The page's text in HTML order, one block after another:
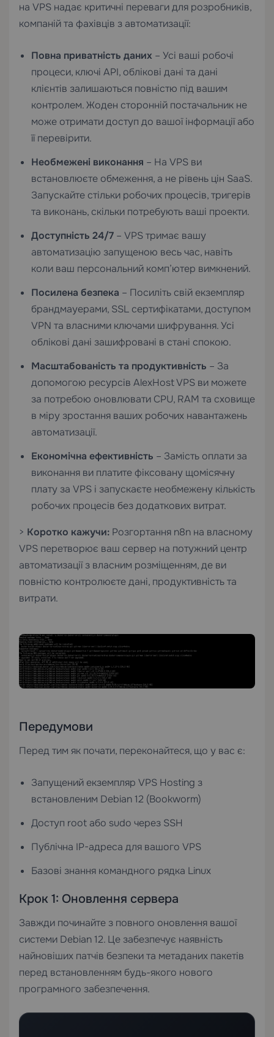
на VPS надає критичні переваги для розробників,
компаній та фахівців з автоматизації:
Повна приватність даних – Усі ваші робочі
процеси, ключі API, облікові дані та дані
клієнтів залишаються повністю під вашим
контролем. Жоден сторонній постачальник не
може отримати доступ до вашої інформації або
її перевірити.
Необмежені виконання – На VPS ви
встановлюєте обмеження, а не рівень цін SaaS.
Запускайте стільки робочих процесів, тригерів
та виконань, скільки потребують ваші проекти.
Доступність 24/7 – VPS тримає вашу
автоматизацію запущеною весь час, навіть
коли ваш персональний комп’ютер вимкнений.
Посилена безпека – Посиліть свій екземпляр
брандмауерами, SSL сертифікатами, доступом
VPN та власними ключами шифрування. Усі
облікові дані зашифровані в стані спокою.
Масштабованість та продуктивність – За
допомогою ресурсів AlexHost VPS ви можете
за потребою оновлювати CPU, RAM та сховище
в міру зростання ваших робочих навантажень
автоматизації.
Економічна ефективність – Замість оплати за
виконання ви платите фіксовану щомісячну
плату за VPS і запускаєте необмежену кількість
робочих процесів без додаткових витрат.
> Коротко кажучи: Розгортання n8n на власному
VPS перетворює ваш сервер на потужний центр
автоматизації з власним розміщенням, де ви
повністю контролюєте дані, продуктивність та
витрати.
Передумови
Перед тим як почати, переконайтеся, що у вас є:
Запущений екземпляр VPS Hosting з
встановленим Debian 12 (Bookworm)
Доступ root або sudo через SSH
Публічна IP-адреса для вашого VPS
Базові знання командного рядка Linux
Крок 1: Оновлення сервера
Завжди починайте з повного оновлення вашої
системи Debian 12. Це забезпечує наявність
найновіших патчів безпеки та метаданих пакетів
перед встановленням будь-якого нового
програмного забезпечення.